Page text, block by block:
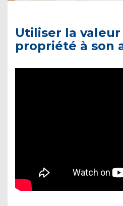
Utiliser la
propriété à son